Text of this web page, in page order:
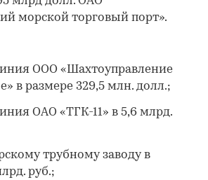
морской торговый порт».
ООО «Шахтоуправление
в размере 329,5 млн. долл.;
ОАО «ТГК-11» в 5,6 млрд.
трубному заводу в
руб.;